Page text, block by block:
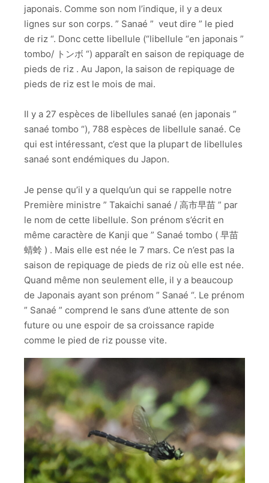
japonais. Comme son nom l’indique, il y a deux
lignes sur son corps. ” Sanaé ” veut dire ” le pied
de riz “. Donc cette libellule (“libellule “en japonais ”
tombo/ トンボ “) apparaît en saison de repiquage de
pieds de riz . Au Japon, la saison de repiquage de
pieds de riz est le mois de mai.
Il y a 27 espèces de libellules sanaé (en japonais ”
sanaé tombo “), 788 espèces de libellule sanaé. Ce
qui est intéressant, c’est que la plupart de libellules
sanaé sont endémiques du Japon.
Je pense qu’il y a quelqu’un qui se rappelle notre
Première ministre ” Takaichi sanaé / 高市早苗 ” par
le nom de cette libellule. Son prénom s’écrit en
même caractère de Kanji que ” Sanaé tombo ( 早苗
蜻蛉 ) . Mais elle est née le 7 mars. Ce n’est pas la
saison de repiquage de pieds de riz où elle est née.
Quand même non seulement elle, il y a beaucoup
de Japonais ayant son prénom ” Sanaé “. Le prénom
” Sanaé ” comprend le sans d’une attente de son
future ou une espoir de sa croissance rapide
comme le pied de riz pousse vite.